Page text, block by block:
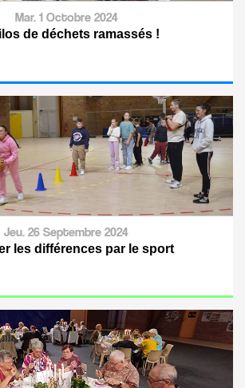
Mar. 1 Octobre 2024
de déchets ramassés !
Jeu. 26 Septembre 2024
les différences par le sport